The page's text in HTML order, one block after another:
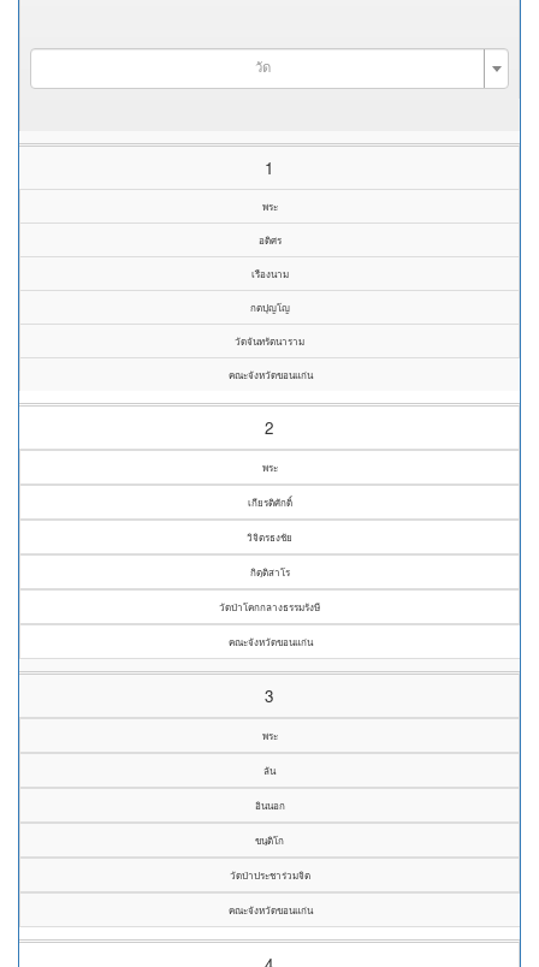
วัด
1
พระ
อดิศร
เรืองนาม
กตปุญโญ
วัดจันทรัตนาราม
คณะจังหวัดขอนแก่น
2
พระ
เกียรติศักดิ์
วิจิตรธงชัย
กิตฺติสาโร
วัดป่าโคกกลางธรรมรังษี
คณะจังหวัดขอนแก่น
3
พระ
ลัน
อินนอก
ขนฺติโก
วัดป่าประชาร่วมจิต
คณะจังหวัดขอนแก่น